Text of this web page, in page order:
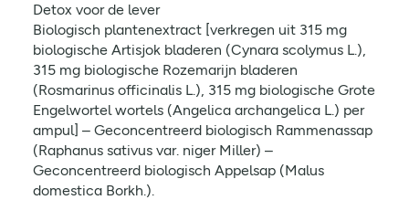
Detox voor de lever
Biologisch plantenextract [verkregen uit 315 mg
biologische Artisjok bladeren (Cynara scolymus L.),
315 mg biologische Rozemarijn bladeren
(Rosmarinus officinalis L.), 315 mg biologische Grote
Engelwortel wortels (Angelica archangelica L.) per
ampul] – Geconcentreerd biologisch Rammenassap
(Raphanus sativus var. niger Miller) –
Geconcentreerd biologisch Appelsap (Malus
domestica Borkh.).